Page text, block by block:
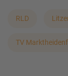
RLD
TV